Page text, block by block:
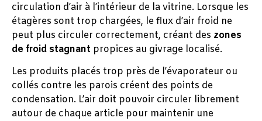
circulation d’air à l’intérieur de la vitrine. Lorsque les
étagères sont trop chargées, le flux d’air froid ne
peut plus circuler correctement, créant des zones
de froid stagnant propices au givrage localisé.
Les produits placés trop près de l’évaporateur ou
collés contre les parois créent des points de
condensation. L’air doit pouvoir circuler librement
autour de chaque article pour maintenir une